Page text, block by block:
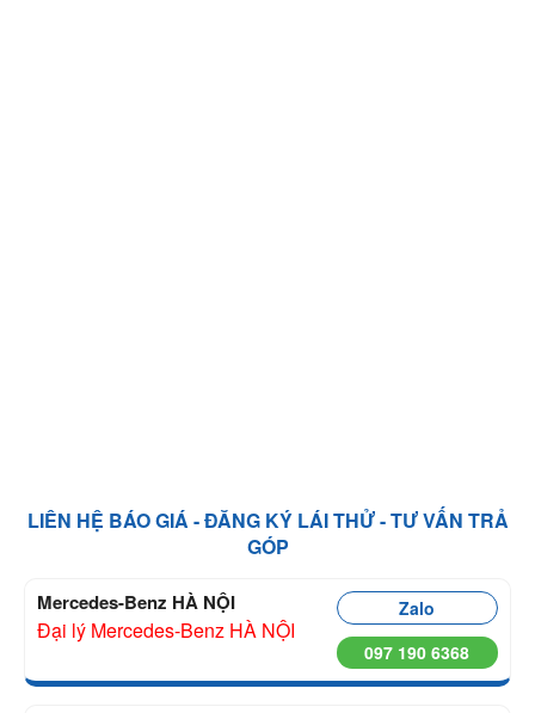
LIÊN HỆ BÁO GIÁ - ĐĂNG KÝ LÁI THỬ - TƯ VẤN TRẢ
GÓP
Mercedes-Benz HÀ NỘI
Đại lý Mercedes-Benz HÀ NỘI
Zalo
097 190 6368